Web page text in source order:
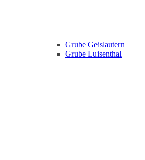
Grube Geislautern
Grube Luisenthal